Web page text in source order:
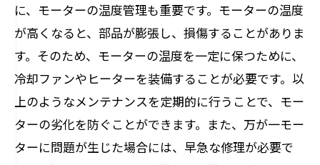
に、モーターの温度管理も重要です。モーターの温度
が高くなると、部品が膨張し、損傷することがありま
す。そのため、モーターの温度を一定に保つために、
冷却ファンやヒーターを装備することが必要です。以
上のようなメンテナンスを定期的に行うことで、モー
ターの劣化を防ぐことができます。また、万が一モー
ターに問題が生じた場合には、早急な修理が必要で